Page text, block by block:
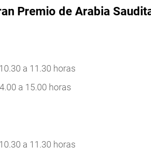
Premio de Arabia
a 11.30 horas
a 15.00 horas
a 11.30 horas